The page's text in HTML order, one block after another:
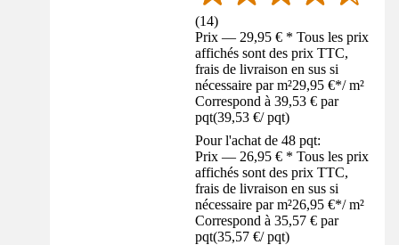
(14)
Prix — 29,95 € * Tous les prix
affichés sont des prix TTC,
frais de livraison en sus si
nécessaire par m²29,95 €*/ m²
Correspond à 39,53 € par
pqt(39,53 €/ pqt)
Pour l'achat de 48 pqt:
Prix — 26,95 € * Tous les prix
affichés sont des prix TTC,
frais de livraison en sus si
nécessaire par m²26,95 €*/ m²
Correspond à 35,57 € par
pqt(35,57 €/ pqt)